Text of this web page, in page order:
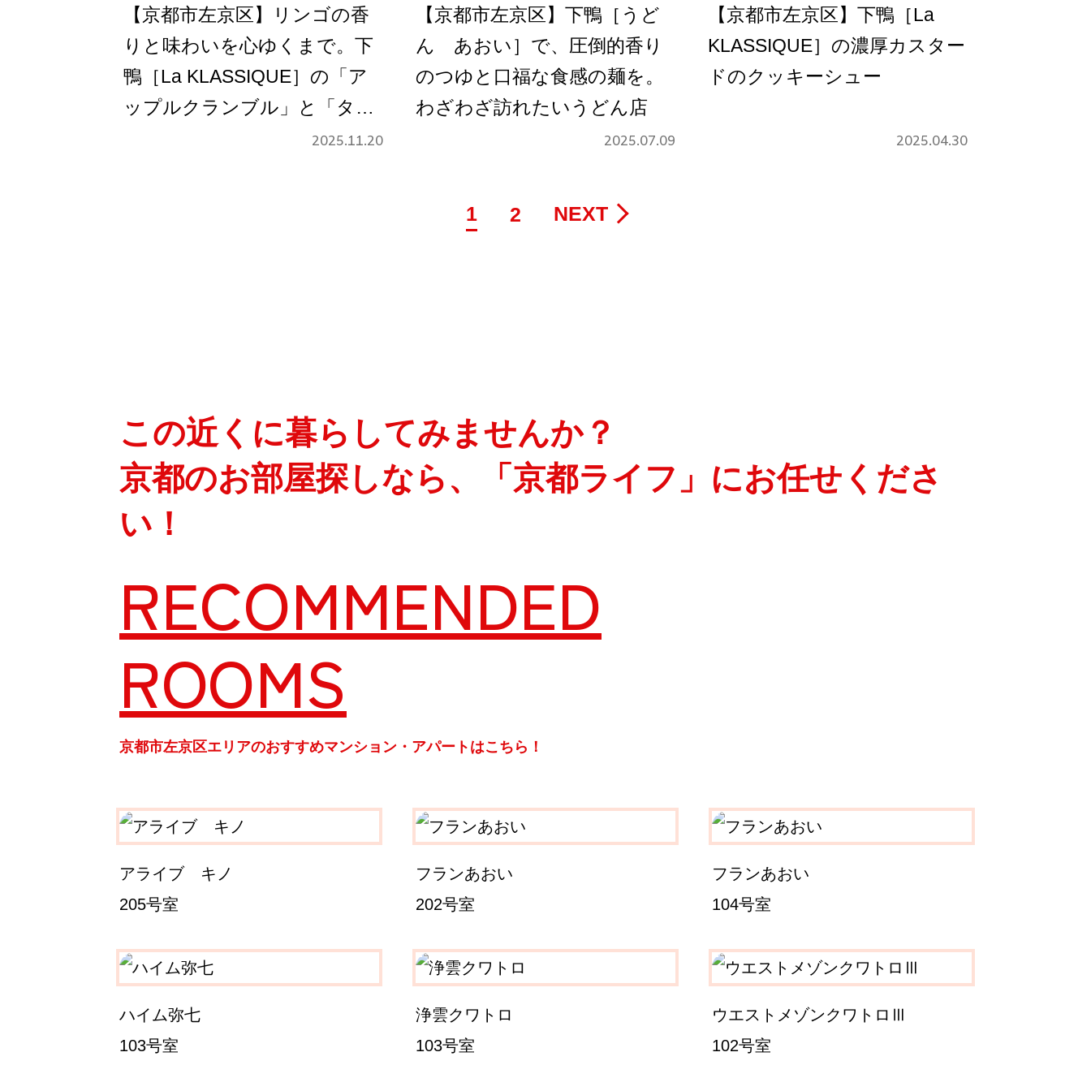
【京都市左京区】リンゴの香
りと味わいを心ゆくまで。下
鴨［La KLASSIQUE］の「ア
ップルクランブル」と「タル
2025.11.20
【京都市左京区】下鴨［うど
ん あおい］で、圧倒的香り
のつゆと口福な食感の麺を。
わざわざ訪れたいうどん店
2025.07.09
【京都市左京区】下鴨［La
KLASSIQUE］の濃厚カスター
ドのクッキーシュー
2025.04.30
1 2 NEXT
この近くに暮らしてみませんか？
京都のお部屋探しなら、「京都ライフ」にお任せくださ
い！
RECOMMENDED
ROOMS
京都市左京区エリアのおすすめマンション・アパートはこちら！
アライブ キノ
205号室
フランあおい
202号室
フランあおい
104号室
ハイム弥七
103号室
浄雲クワトロ
103号室
ウエストメゾンクワトロⅢ
102号室